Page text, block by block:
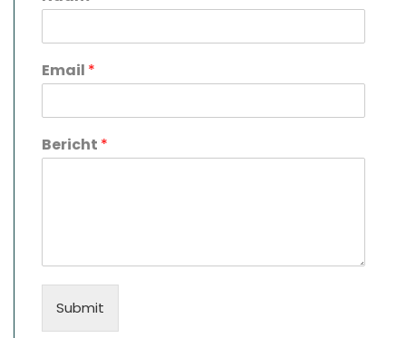
Email *
Bericht *
Submit